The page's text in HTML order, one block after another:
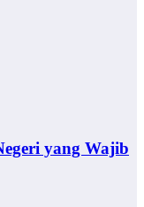
yang Wajib